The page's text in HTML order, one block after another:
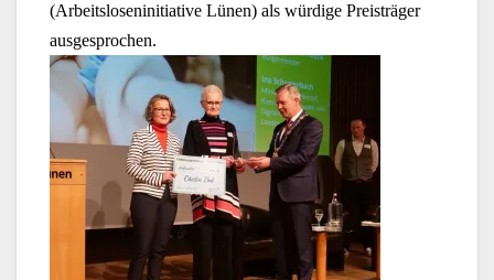
(Arbeitsloseninitiative Lünen) als würdige Preisträger
ausgesprochen.